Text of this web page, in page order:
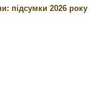
підсумки 2026 року